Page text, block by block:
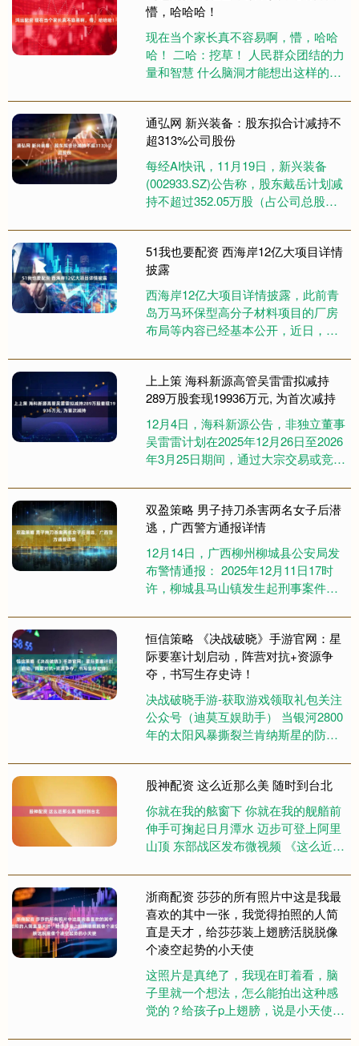
懵，哈哈哈！
现在当个家长真不容易啊，懵，哈哈
哈！ 二哈：挖草！ 人民群众团结的力
量和智慧 什么脑洞才能想出这样的吃
理解 展开剩余90% 似乎....
通弘网 新兴装备：股东拟合计减持不
超313%公司股份
每经AI快讯，11月19日，新兴装备
(002933.SZ)公告称，股东戴岳计划减
持不超过352.05万股（占公司总股本
过15....
51我也要配资 西海岸12亿大项目详情
披露
西海岸12亿大项目详情披露，此前青
岛万马环保型高分子材料项目的厂房
布局等内容已经基本公开，近日，该
岛万马高分子材料有限公司建设，....
上上策 海科新源高管吴雷雷拟减持
289万股套现19936万元, 为首次减持
12月4日，海科新源公告，非独立董事
吴雷雷计划在2025年12月26日至2026
年3月25日期间，通过大宗交易或竞价
股本的0....
双盈策略 男子持刀杀害两名女子后潜
逃，广西警方通报详情
12月14日，广西柳州柳城县公安局发
布警情通报： 2025年12月11日17时
许，柳城县马山镇发生起刑事案件。
刀对黄某某(女....
恒信策略 《决战破晓》手游官网：星
际要塞计划启动，阵营对抗+资源争
夺，书写生存史诗！
决战破晓手游-获取游戏领取礼包关注
公众号（迪莫互娱助手） 当银河2800
年的太阳风暴撕裂兰肯纳斯星的防护
明在废墟中挣扎求生——这....
股神配资 这么近那么美 随时到台北
你就在我的舷窗下 你就在我的舰艏前
伸手可掬起日月潭水 迈步可登上阿里
山顶 东部战区发布微视频 《这么近那
【青春昆明】吧~ ....
浙商配资 莎莎的所有照片中这是我最
喜欢的其中一张，我觉得拍照的人简
直是天才，给莎莎装上翅膀活脱脱像
个凌空起势的小天使
这照片是真绝了，我现在盯着看，脑
子里就一个想法，怎么能拍出这种感
觉的？给孩子p上翅膀，说是小天使下